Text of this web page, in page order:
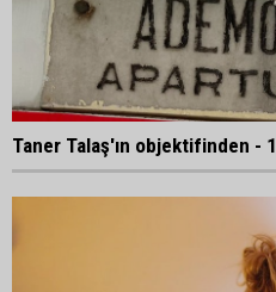
Taner Talaş'ın objektifinden - 1